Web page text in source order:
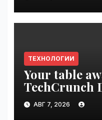
ТЕХНОЛОГИИ
Your table
TechCrunch
be seen by
VseTime.ru
АВГ 7, 2026